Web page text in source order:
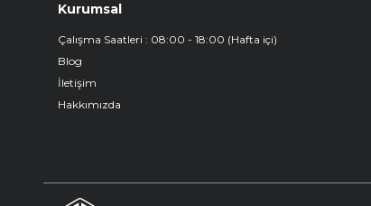
Kurumsal
Çalışma Saatleri : 08:00 - 18:00 (Hafta içi)
Blog
İletişim
Hakkımızda